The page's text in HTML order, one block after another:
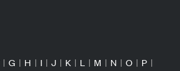
| G | H | I | J | K | L | M | N | O | P |